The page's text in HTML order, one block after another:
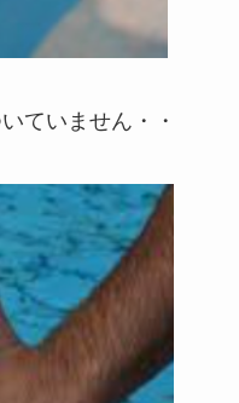
ていません・・